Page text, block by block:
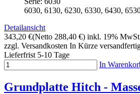
6030, 6130, 6230, 6330, 6430,
Detailansicht
343,20 €(Netto 288,40 €) inkl. 19%
zzgl. Versandkosten In Kürze
Lieferfrist 5-10 Tage
In
Grundplatte Hitch -